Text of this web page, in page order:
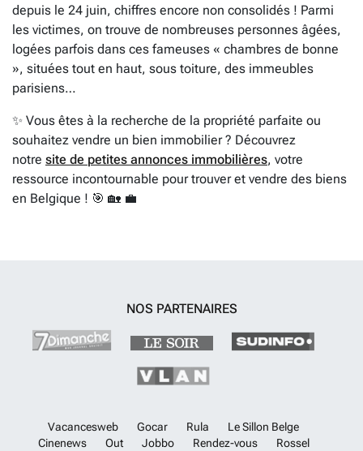
depuis le 24 juin, chiffres encore non consolidés ! Parmi
les victimes, on trouve de nombreuses personnes âgées,
logées parfois dans ces fameuses « chambres de bonne
», situées tout en haut, sous toiture, des immeubles
parisiens…
✨ Vous êtes à la recherche de la propriété parfaite ou
souhaitez vendre un bien immobilier ? Découvrez
notre site de petites annonces immobilières, votre
ressource incontournable pour trouver et vendre des biens
en Belgique ! 🎯 🏡 💼
NOS PARTENAIRES
Vacancesweb Gocar Rula
Le Sillon Belge
Cinenews
Out Jobbo Rendez-vous Rossel